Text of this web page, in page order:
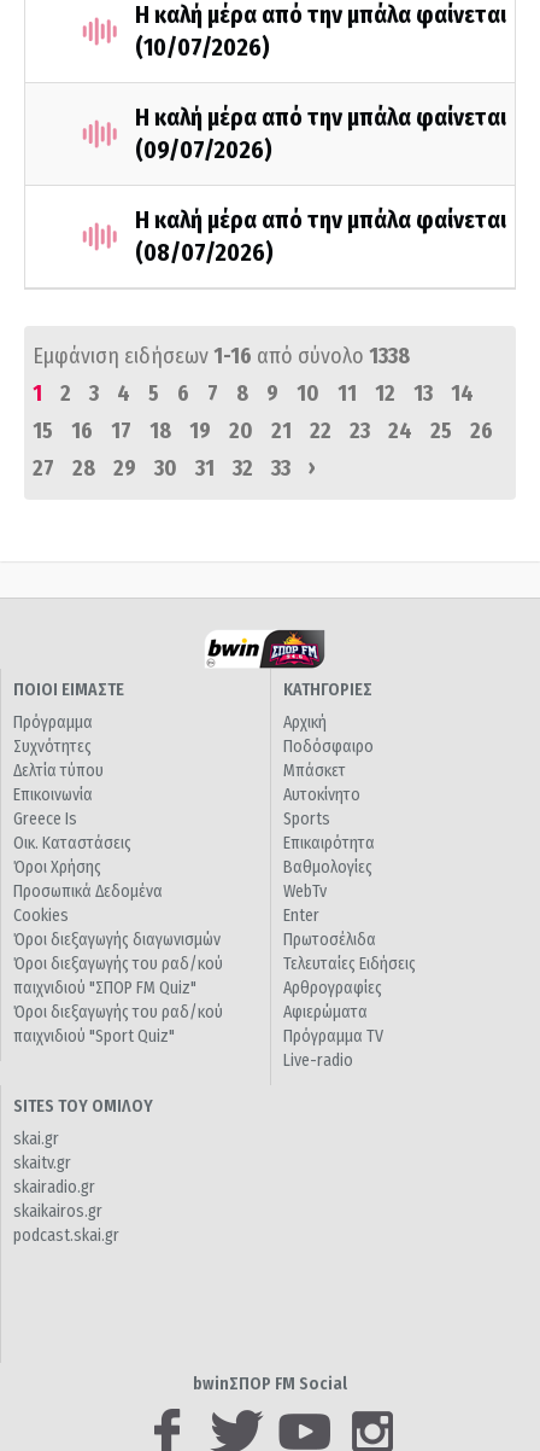
Η καλή μέρα από την μπάλα φαίνεται
(10/07/2026)
Η καλή μέρα από την μπάλα φαίνεται
(09/07/2026)
Η καλή μέρα από την μπάλα φαίνεται
(08/07/2026)
Εμφάνιση ειδήσεων1-16 από σύνολο 1338
1
2 3 4 5 6 7 8 9 10 11 12 13
14
15
16 17 18 19 20 21 22 23 24 25
26
27
28 29 30 31 32 33 ›
ΠΟΙΟΙ ΕΙΜΑΣΤΕ
Πρόγραμμα
Συχνότητες
Δελτία τύπου
Επικοινωνία
Greece Is
Οικ. Καταστάσεις
Όροι Χρήσης
Προσωπικά Δεδομένα
Cookies
Όροι διεξαγωγής διαγωνισμών
Όροι διεξαγωγής του ραδ/κού
παιχνιδιού "ΣΠΟΡ FM Quiz"
Όροι διεξαγωγής του ραδ/κού
παιχνιδιού "Sport Quiz"
ΚΑΤΗΓΟΡΙΕΣ
Αρχική
Ποδόσφαιρο
Μπάσκετ
Αυτοκίνητο
Sports
Επικαιρότητα
Βαθμολογίες
WebTv
Enter
Πρωτοσέλιδα
Τελευταίες Ειδήσεις
Αρθρογραφίες
Αφιερώματα
Πρόγραμμα TV
Live-radio
SITES ΤΟΥ ΟΜΙΛΟΥ
skai.gr
skaitv.gr
skairadio.gr
skaikairos.gr
podcast.skai.gr
bwinΣΠΟΡ FM Social